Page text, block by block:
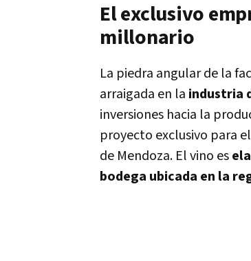
El exclusivo
millonario
La piedra angular de la
arraigada en la industria
inversiones hacia la
proyecto exclusivo para
de Mendoza. El vino es
bodega ubicada en la